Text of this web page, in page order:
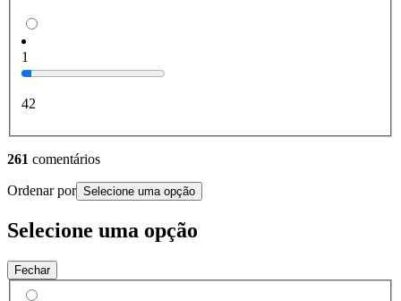
1
42
261 comentários
Ordenar por Selecione uma opção
Selecione uma opção
Fechar